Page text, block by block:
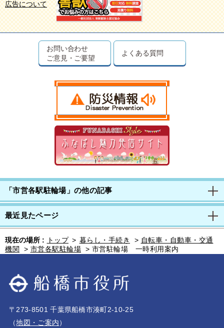
広告について
お問い合わせ
ご意見・ご要望
よくある質問
「市営各駅駐輪場」の他の記事
最近見たページ
現在の場所 : トップ > 暮らし・手続き > 自転車・自動車・交通
機関
> 市営各駅駐輪場 > 市営駐輪場 一時利用案内
〒273-8501 千葉県船橋市湊町2-10-25
（地図・ご案内）